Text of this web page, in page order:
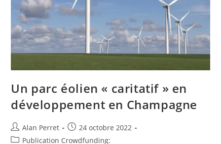
Un parc éolien « caritatif » en
développement en Champagne
Auteur/autrice
de
Alan Perret
Post
published:
24 octobre 2022
PostPublication Crowdfunding: